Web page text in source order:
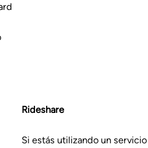
Rideshare
Si estás utilizando un servicio